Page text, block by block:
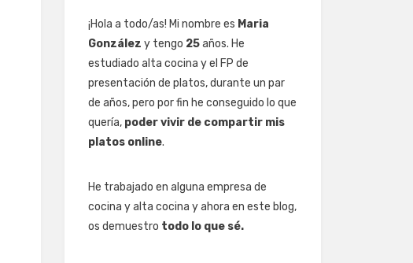
¡Hola a todo/as! Mi nombre es Maria
González y tengo 25años. He
estudiado alta cocina y el FP de
presentación de platos, durante un par
de años, pero por fin he conseguido lo que
quería, poder vivir de compartir mis
platos online.
He trabajado en alguna empresa de
cocina y alta cocina y ahora en este blog,
os demuestro todo lo que sé.